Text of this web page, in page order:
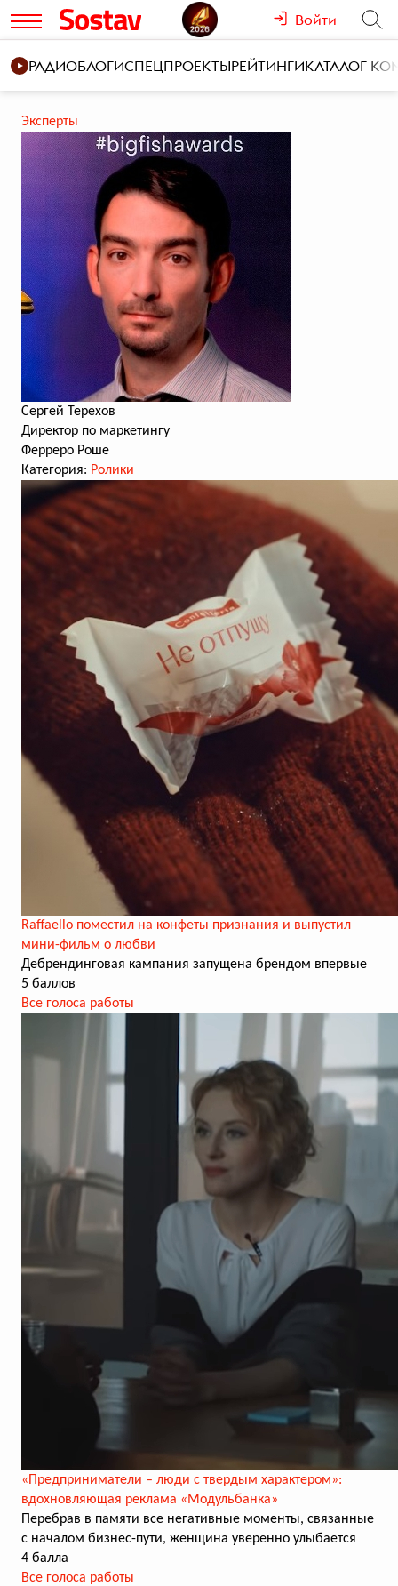
Войти
РАДИОБЛОГИСПЕЦПРОЕКТЫРЕЙТИНГИКАТАЛОГ
Эксперты
Сергей Терехов
Директор по маркетингу
Ферреро Роше
Категория: Ролики
Raffaello поместил на конфеты признания и выпустил
мини-фильм о любви
Дебрендинговая кампания запущена брендом впервые
5 баллов
Все голоса работы
«Предприниматели – люди с твердым характером»:
вдохновляющая реклама «Модульбанка»
Перебрав в памяти все негативные моменты, связанные
с началом бизнес-пути, женщина уверенно улыбается
4 балла
Все голоса работы